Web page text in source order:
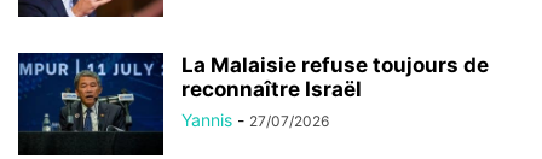
La Malaisie refuse toujours de
reconnaître Israël
Yannis - 27/07/2026